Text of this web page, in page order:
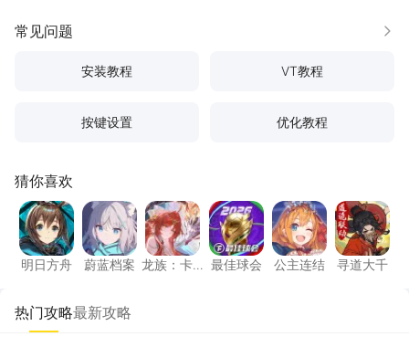
常见问题 更多
安装教程 VT教程
按键设置 优化教程
猜你喜欢
明日方舟
明日方舟
蔚蓝档案
蔚蓝档案
龙族：卡塞尔之门
龙族：卡
最佳球会
最佳球会
公主连结
公主连结
寻道大
寻道大千
热门攻略最新攻略